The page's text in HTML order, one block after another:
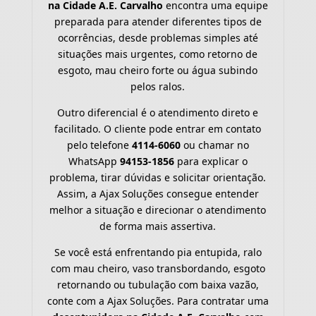
na Cidade A.E. Carvalho encontra uma equipe
preparada para atender diferentes tipos de
ocorrências, desde problemas simples até
situações mais urgentes, como retorno de
esgoto, mau cheiro forte ou água subindo
pelos ralos.
Outro diferencial é o atendimento direto e
facilitado. O cliente pode entrar em contato
pelo telefone 4114-6060ou chamar no
WhatsApp 94153-1856para explicar o
problema, tirar dúvidas e solicitar orientação.
Assim, a Ajax Soluções consegue entender
melhor a situação e direcionar o atendimento
de forma mais assertiva.
Se você está enfrentando pia entupida, ralo
com mau cheiro, vaso transbordando, esgoto
retornando ou tubulação com baixa vazão,
conte com a Ajax Soluções. Para contratar uma